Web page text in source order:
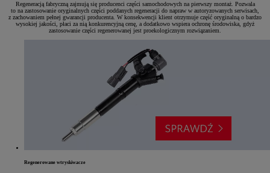
Regeneracją fabryczną zajmują się producenci części samochodowych na pierwszy montaż. Pozwala
to na zastosowanie oryginalnych części poddanych regeneracji do napraw w autoryzowanych serwisach,
z zachowaniem pełnej gwarancji producenta. W konsekwencji klient otrzymuje część oryginalną o bardzo
wysokiej jakości, płaci za nią konkurencyjną cenę, a dodatkowo wspiera ochronę środowiska, gdyż
zastosowanie części regenerowanej jest proekologicznym rozwiązaniem.
Regenerowane wtryskiwacze